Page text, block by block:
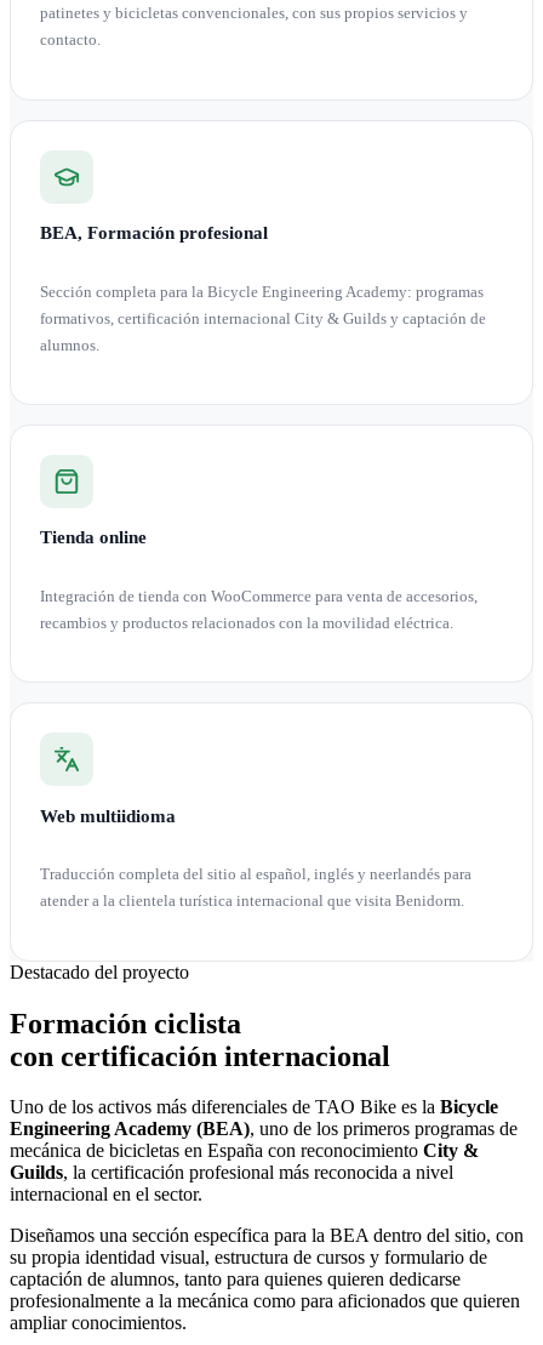
patinetes y bicicletas convencionales, con sus propios servicios y
contacto.
BEA, Formación profesional
Sección completa para la Bicycle Engineering Academy: programas
formativos, certificación internacional City & Guilds y captación de
alumnos.
Tienda online
Integración de tienda con WooCommerce para venta de accesorios,
recambios y productos relacionados con la movilidad eléctrica.
Web multiidioma
Traducción completa del sitio al español, inglés y neerlandés para
atender a la clientela turística internacional que visita Benidorm.
Destacado del proyecto
Formación ciclista
con certificación internacional
Uno de los activos más diferenciales de TAO Bike es la Bicycle
Engineering Academy (BEA), uno de los primeros programas de
mecánica de bicicletas en España con reconocimiento City &
Guilds, la certificación profesional más reconocida a nivel
internacional en el sector.
Diseñamos una sección específica para la BEA dentro del sitio, con
su propia identidad visual, estructura de cursos y formulario de
captación de alumnos, tanto para quienes quieren dedicarse
profesionalmente a la mecánica como para aficionados que quieren
ampliar conocimientos.